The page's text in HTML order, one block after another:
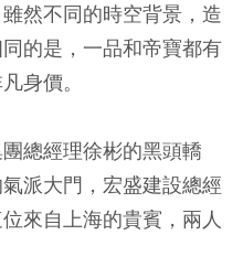
然不同的時空背景，造
的是，一品和帝寶都有
身價。
總經理徐彬的黑頭轎
派大門，宏盛建設總經
來自上海的貴賓，兩人